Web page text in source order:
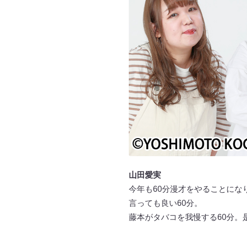
山田愛実
今年も60分漫才をやることにな
⾔っても良い60分。
藤本がタバコを我慢する60分。